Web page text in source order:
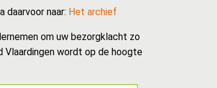
daarvoor naar: Het archief
om uw bezorgklacht zo
Vlaardingen wordt op de hoogte